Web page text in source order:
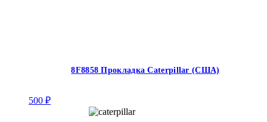
8F8858 Прокладка Caterpillar (США)
500 ₽